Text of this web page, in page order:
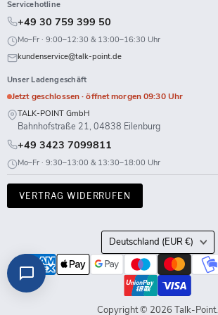
Servicehotline
+49 30 759 399 50
Mo–Fr · 9:00–12:30 & 13:00–16:30 Uhr
kundenservice@talk-point.de
Unser Ladengeschäft
Jetzt geschlossen · öffnet morgen 09:30 Uhr
TALK-POINT GmbH
Bahnhofstraße 21, 04838 Eilenburg
+49 3423 7099811
Mo–Fr · 9:30–13:00 & 13:30–18:00 Uhr
VERTRAG WIDERRUFEN
Land
Deutschland (EUR €)
Copyright © 2026 Talk-Point.